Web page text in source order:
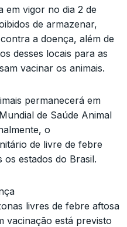
em vigor no dia 2 de
de armazenar,
a doença, além de
desses locais para as
vacinar os animais.
permanecerá em
de Saúde Animal
o
de livre de febre
os estados do Brasil.
livres de febre aftosa
vacinação está previsto